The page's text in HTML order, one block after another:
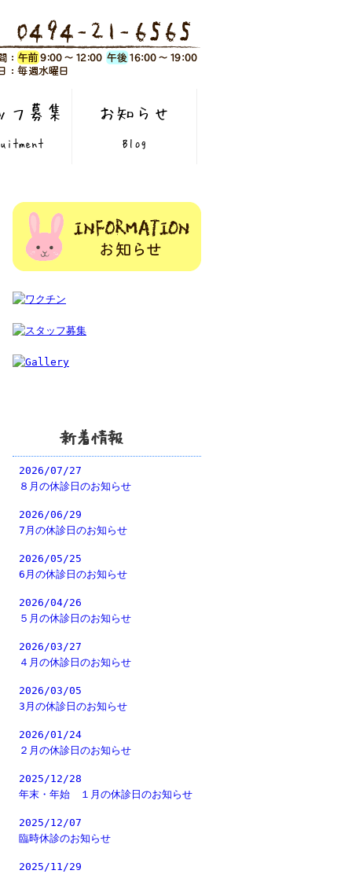
フ募集 お知らせ
Blog
新着情報
2026/07/27
８月の休診日のお知らせ
2026/06/29
7月の休診日のお知らせ
2026/05/25
6月の休診日のお知らせ
2026/04/26
５月の休診日のお知らせ
2026/03/27
４月の休診日のお知らせ
2026/03/05
3月の休診日のお知らせ
2026/01/24
２月の休診日のお知らせ
2025/12/28
年末・年始 １月の休診日のお知らせ
2025/12/07
臨時休診のお知らせ
2025/11/29